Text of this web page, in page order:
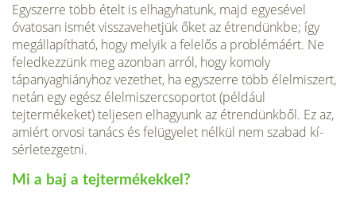
Egyszerre több ételt is elhagyha­tunk, majd egyesével
óvatosan is­mét visszavehetjük őket az étren­dünkbe; így
megállapítható, hogy melyik a felelős a problémáért. Ne
feledkezzünk meg azonban arról, hogy komoly
tápanyaghiányhoz vezethet, ha egyszerre több élelmi­szert,
netán egy egész élelmiszer­csoportot (például
tejtermékeket) teljesen elhagyunk az étrendünk­ből. Ez az,
amiért orvosi tanács és felügyelet nélkül nem szabad kí­
sérletezgetni.
Mi a baj a tejtermékekkel?